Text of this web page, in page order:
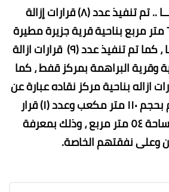
وفى محافظة قنــا .. تم تنفيذ عدد (٨) قرارات إزالة
لتعديات بمساحة ٦٤٠ متر مربع بناحية قرية جزيرة مطيرة
وطوخ بمحافظة قنــا ، كما تم تنفيذ عدد (٩) قرارات ازالة
وقرية البراهمة بمركز قفط ، كما
عدد (٨) قرارات ازاله بناحية مركز نقاده عبارة عن
عدد (٧) قرارات ردم بحجم ١١٠ متر مكعب وعدد (١) قرار
مبانى مخالفة بمساحة ٥٤ متر مربع ، وذلك بمعرفة
وعلى نفقتهم الخاصة.